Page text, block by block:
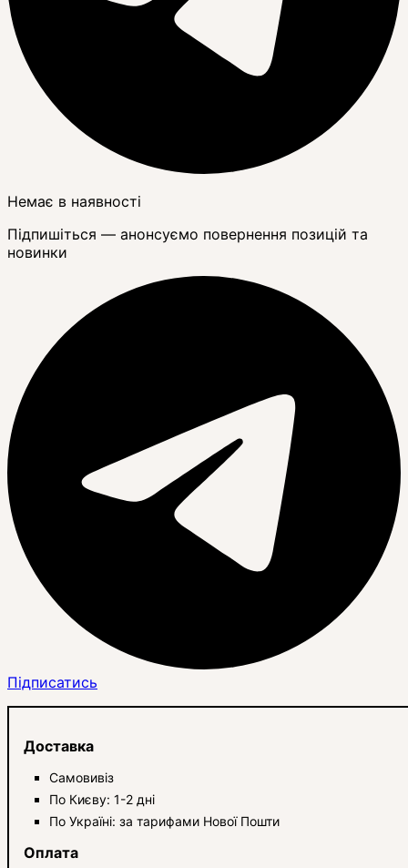
Немає в наявності
Підпишіться — анонсуємо повернення позицій та
новинки
Підписатись
Доставка
Самовивіз
По Києву: 1-2 дні
По Україні: за тарифами Нової Пошти
Оплата